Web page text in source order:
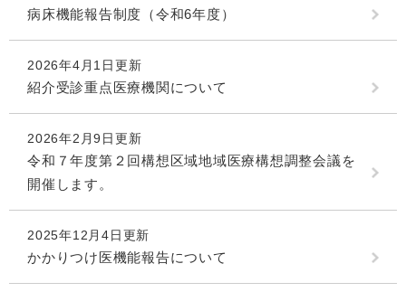
病床機能報告制度（令和6年度）
2026年4月1日更新
紹介受診重点医療機関について
2026年2月9日更新
令和７年度第２回構想区域地域医療構想調整会議を
開催します。
2025年12月4日更新
かかりつけ医機能報告について